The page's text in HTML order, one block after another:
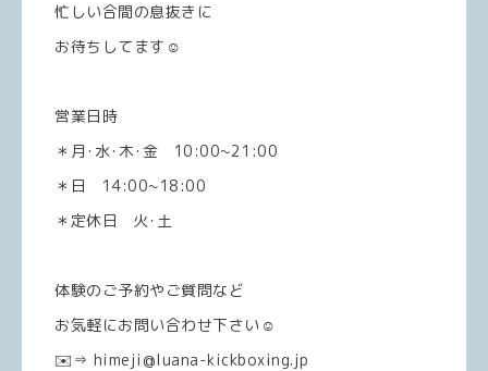
忙しい合間の息抜きに
お待ちしてます☺️
営業日時
＊月･水･木･金 10:00~21:00
＊日 14:00~18:00
＊定休日 火･土
体験のご予約やご質問など
お気軽にお問い合わせ下さい☺️
✉️⇒ himeji@luana-kickboxing.jp